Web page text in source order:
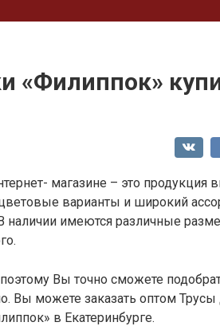
«Филиппок»
магазине – это продукция
варианты и широкий
наличии имеются различные
Вы точно сможете
Вы можете заказать оптом
в Екатеринбурге.